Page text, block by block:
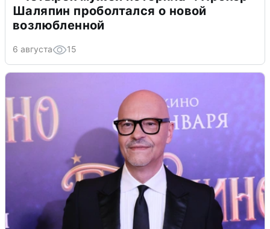
Шаляпин проболтался о новой
возлюбленной
6 августа 15